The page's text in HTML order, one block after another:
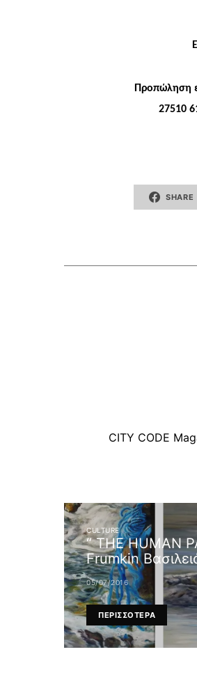
Προπώληση
27510
SHARE
CITY CODE
CULTURE
“ THE HUMAN
Frumkin
05/07/2016
ΠΕΡΙΣΣΟΤΕΡΑ